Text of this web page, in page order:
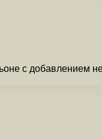
с добавлением